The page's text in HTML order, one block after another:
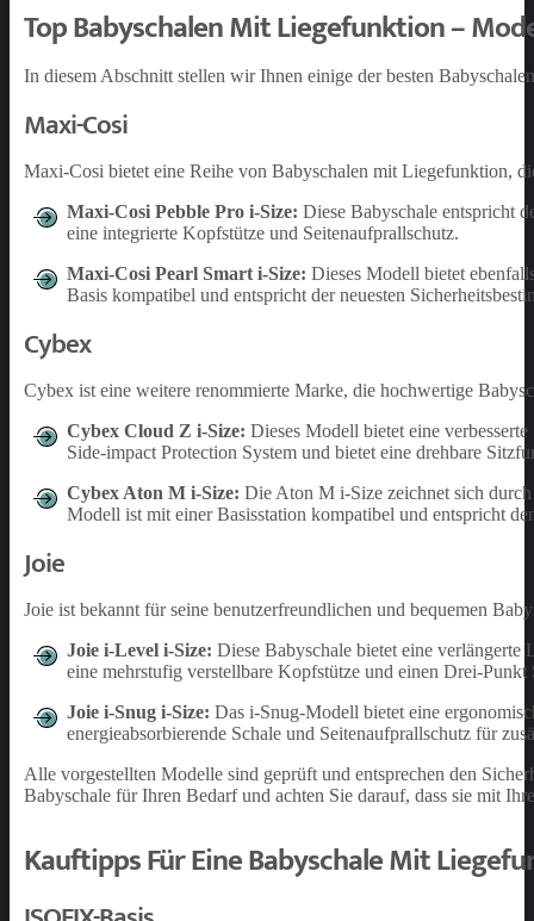
Top Babyschalen Mit Liegefunktion –
In diesem Abschnitt stellen wir Ihnen einige der besten
Maxi-Cosi
Maxi-Cosi bietet eine Reihe von Babyschalen mit Liegefunktion,
Maxi-Cosi Pebble Pro i-Size: Diese Babyschale entspricht
eine integrierte Kopfstütze und Seitenaufprallschutz.
Maxi-Cosi Pearl Smart i-Size: Dieses Modell bietet
Basis kompatibel und entspricht der neuesten
Cybex
Cybex ist eine weitere renommierte Marke, die hochwertige
Cybex Cloud Z i-Size: Dieses Modell bietet eine
Side-impact Protection System und bietet eine drehbare
Cybex Aton M i-Size: Die Aton M i-Size zeichnet sich
Modell ist mit einer Basisstation kompatibel und entspricht
Joie
Joie ist bekannt für seine benutzerfreundlichen und bequemen
Joie i-Level i-Size: Diese Babyschale bietet eine
eine mehrstufig verstellbare Kopfstütze und einen Drei-Punkt
Joie i-Snug i-Size: Das i-Snug-Modell bietet eine
energieabsorbierende Schale und Seitenaufprallschutz für
Alle vorgestellten Modelle sind geprüft und entsprechen den
Babyschale für Ihren Bedarf und achten Sie darauf, dass sie mit
Kauftipps Für Eine Babyschale Mit